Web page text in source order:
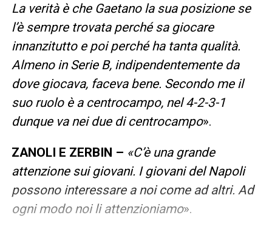
La verità è che Gaetano la sua posizione se
l’è sempre trovata perché sa giocare
innanzitutto e poi perché ha tanta qualità.
Almeno in Serie B, indipendentemente da
dove giocava, faceva bene. Secondo me il
suo ruolo è a centrocampo, nel 4-2-3-1
dunque va nei due di centrocampo».
ZANOLI E ZERBIN – «C’è una grande
attenzione sui giovani. I giovani del Napoli
possono interessare a noi come ad altri. Ad
ogni modo noi li attenzioniamo».